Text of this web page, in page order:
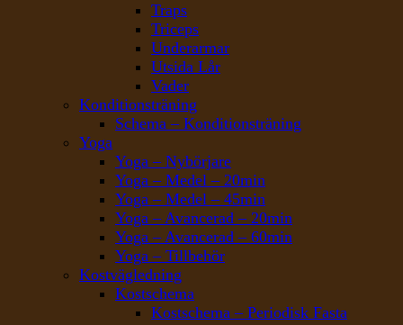
Traps
Triceps
Underarmar
Utsida Lår
Vader
Konditionsträning
Schema – Konditionsträning
Yoga
Yoga – Nybörjare
Yoga – Medel – 20min
Yoga – Medel – 45min
Yoga – Avancerad – 20min
Yoga – Avancerad – 60min
Yoga – Tillbehör
Kostvägledning
Kostschema
Kostschema – Periodisk Fasta